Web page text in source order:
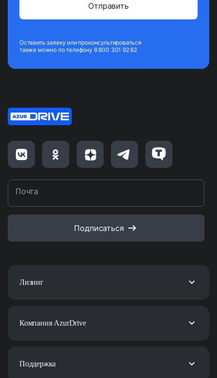
Оставить заявку или проконсультироваться
также можно по телефону 8 800 301 92 62
Почта
Подписаться
Лизинг
Компания AzurDrive
Поддержка